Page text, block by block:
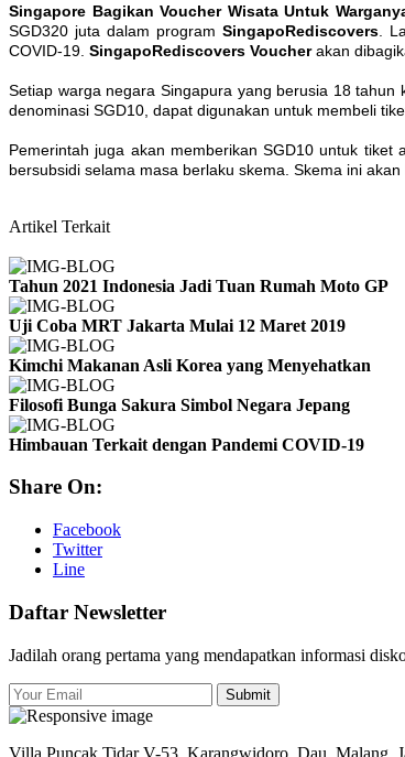
Singapore Bagikan Voucher Wisata Untuk
SGD320 juta dalam program SingapoRediscovers.
COVID-19. SingapoRediscovers Voucherakan
Setiap warga negara Singapura yang berusia 18
denominasi SGD10, dapat digunakan untuk membeli
Pemerintah juga akan memberikan SGD10 untuk
bersubsidi selama masa berlaku skema. Skema ini
Artikel Terkait
Tahun 2021 Indonesia Jadi Tuan Rumah Moto GP
Uji Coba MRT Jakarta Mulai 12 Maret 2019
Kimchi Makanan Asli Korea yang Menyehatkan
Filosofi Bunga Sakura Simbol Negara Jepang
Himbauan Terkait dengan Pandemi COVID-19
Share On:
Facebook
Twitter
Line
Daftar Newsletter
Jadilah orang pertama yang mendapatkan informasi
Submit
Villa Puncak Tidar V-53, Karangwidoro, Dau, Malang,